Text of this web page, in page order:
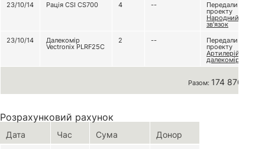
23/10/14
Рація CSI CS700 4 -- Передали з
проекту
Народний
зв'язок
23/10/14
Далекомір
Vectronix PLRF25C
2 -- Передали з
проекту
Артилерійський
далекомір
Разом: 174 876 грн
Розрахунковий рахунок
Дата Час Сума Донор